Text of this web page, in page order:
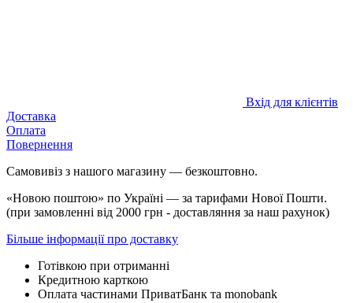
Вхід для клієнтів
Доставка
Оплата
Повернення
Самовивіз з нашого магазину — безкоштовно.
«Новою поштою» по Україні — за тарифами Нової Пошти.
(при замовленні від 2000 грн - доставляння за наш рахунок)
Більше інформації про доставку
Готівкою при отриманні
Кредитною карткою
Оплата частинами ПриватБанк та monobank